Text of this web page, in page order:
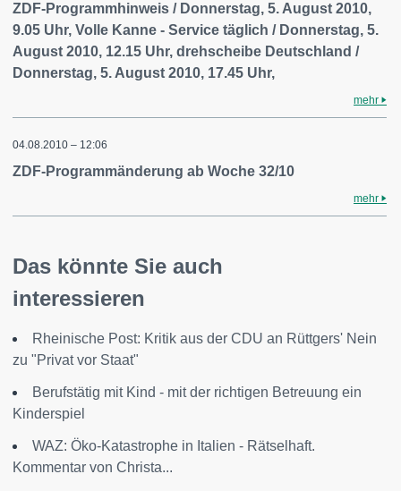
ZDF-Programmhinweis / Donnerstag, 5. August 2010,
9.05 Uhr, Volle Kanne - Service täglich / Donnerstag, 5.
August 2010, 12.15 Uhr, drehscheibe Deutschland /
Donnerstag, 5. August 2010, 17.45 Uhr,
mehr
04.08.2010 – 12:06
ZDF-Programmänderung ab Woche 32/10
mehr
Das könnte Sie auch
interessieren
Rheinische Post: Kritik aus der CDU an Rüttgers' Nein
zu "Privat vor Staat"
Berufstätig mit Kind - mit der richtigen Betreuung ein
Kinderspiel
WAZ: Öko-Katastrophe in Italien - Rätselhaft.
Kommentar von Christa...